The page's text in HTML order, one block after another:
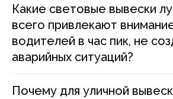
Какие световые вывески
всего привлекают
водителей в час пик, не
аварийных ситуаций?
Почему для уличной